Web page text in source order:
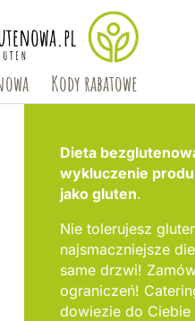
Kody rabatowe
Dieta
wykluczenie
jako gluten.
Nie tolerujesz
najsmaczniejsze
same drzwi!
ograniczeń!
dowiezie do Ciebie